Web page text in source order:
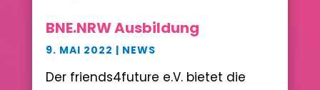
BNE.NRW Ausbildung
9. MAI 2022 | NEWS
Der friends4future e.V. bietet die